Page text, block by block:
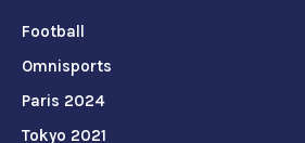
Football
Omnisports
Paris 2024
Tokyo 2021